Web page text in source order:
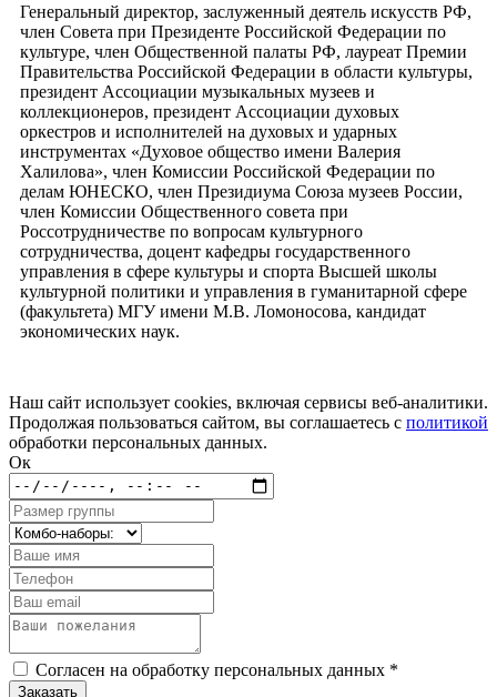
Генеральный директор, заслуженный деятель искусств РФ,
член Совета при Президенте Российской Федерации по
культуре, член Общественной палаты РФ, лауреат Премии
Правительства Российской Федерации в области культуры,
президент Ассоциации музыкальных музеев и
коллекционеров, президент Ассоциации духовых
оркестров и исполнителей на духовых и ударных
инструментах «Духовое общество имени Валерия
Халилова», член Комиссии Российской Федерации по
делам ЮНЕСКО, член Президиума Союза музеев России,
член Комиссии Общественного совета при
Россотрудничестве по вопросам культурного
сотрудничества, доцент кафедры государственного
управления в сфере культуры и спорта Высшей школы
культурной политики и управления в гуманитарной сфере
(факультета) МГУ имени М.В. Ломоносова, кандидат
экономических наук.
Наш сайт использует cookies, включая сервисы веб-аналитики.
Продолжая пользоваться сайтом, вы соглашаетесь с политикой
обработки персональных данных.
Ок
Согласен на обработку персональных данных *